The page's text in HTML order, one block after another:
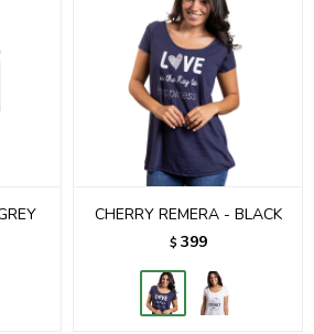
CHERRY REMERA - BLACK
$ 399